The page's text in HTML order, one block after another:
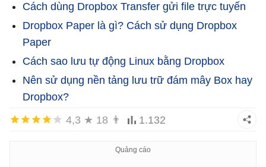
Cách dùng Dropbox Transfer gửi file trực tuyến
Dropbox Paper là gì? Cách sử dụng Dropbox
Paper
Cách sao lưu tự động Linux bằng Dropbox
Nên sử dụng nền tảng lưu trữ đám mây Box hay
Dropbox?
4,3 ★ 18 👨 1.132